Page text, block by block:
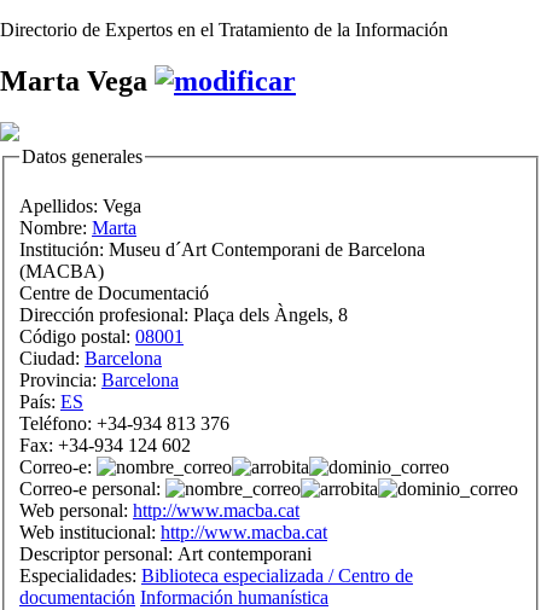
Directorio de Expertos en el Tratamiento de la Información
Marta Vega
Datos generales
Apellidos: Vega
Nombre: Marta
Institución: Museu d´Art Contemporani de Barcelona
(MACBA)
Centre de Documentació
Dirección profesional: Plaça dels Àngels, 8
Código postal: 08001
Ciudad: Barcelona
Provincia: Barcelona
País: ES
Teléfono: +34-934 813 376
Fax: +34-934 124 602
Correo-e:
Correo-e personal:
Web personal: http://www.macba.cat
Web institucional: http://www.macba.cat
Descriptor personal: Art contemporani
Especialidades: Biblioteca especializada / Centro de
documentación Información humanística